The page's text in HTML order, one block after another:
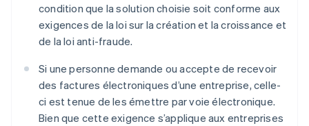
condition que la solution choisie soit conforme aux
exigences de la loi sur la création et la croissance et
de la loi anti-fraude.
Si une personne demande ou accepte de recevoir
des factures électroniques d’une entreprise, celle-
ci est tenue de les émettre par voie électronique.
Bien que cette exigence s’applique aux entreprises